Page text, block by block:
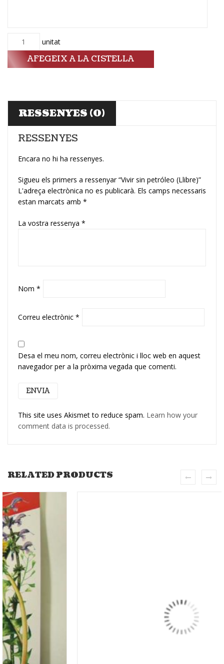
Quantitat unitat
AFEGEIX A LA CISTELLA
RESSENYES (0)
RESSENYES
Encara no hi ha ressenyes.
Sigueu els primers a ressenyar “Vivir sin petróleo (Llibre)”
L'adreça electrònica no es publicarà. Els camps necessaris
estan marcats amb *
La vostra ressenya *
Nom *
Correu electrònic *
Desa el meu nom, correu electrònic i lloc web en aquest
navegador per a la pròxima vegada que comenti.
This site uses Akismet to reduce spam. Learn how your
comment data is processed.
RELATED PRODUCTS